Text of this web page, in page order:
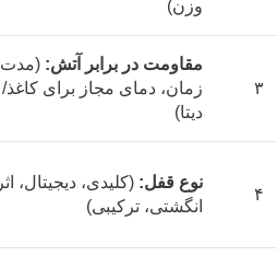
وزن)
۳
مقاومت در برابر آتش: (مدت
زمان، دمای مجاز برای کاغذ/
دیتا)
۴
نوع قفل: (کلیدی، دیجیتال، اثر
انگشتی، ترکیبی)